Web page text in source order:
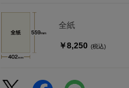
全紙
￥8,250 (税込)